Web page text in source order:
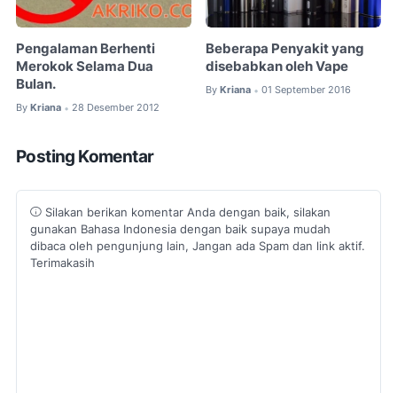
Pengalaman Berhenti
Merokok Selama Dua
Bulan.
By Kriana • 28 Desember 2012
Beberapa Penyakit yang
disebabkan oleh Vape
By Kriana • 01 September 2016
Posting Komentar
Silakan berikan komentar Anda dengan baik, silakan
gunakan Bahasa Indonesia dengan baik supaya mudah
dibaca oleh pengunjung lain, Jangan ada Spam dan link aktif.
Terimakasih